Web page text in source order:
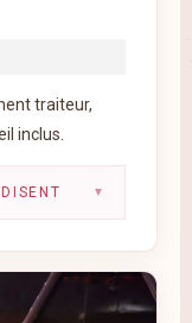
traiteur,
inclus.
▼